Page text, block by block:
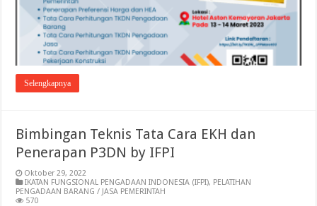
Selengkapnya
Bimbingan Teknis Tata Cara EKH dan
Penerapan P3DN by IFPI
Oktober 29, 2022
IKATAN FUNGSIONAL PENGADAAN INDONESIA (IFPI), PELATIHAN
PENGADAAN BARANG / JASA PEMERINTAH
570